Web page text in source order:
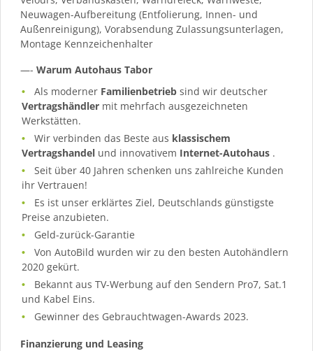
Neuwagen-Aufbereitung (Entfolierung, Innen- und
Außenreinigung), Vorabsendung Zulassungsunterlagen,
Montage Kennzeichenhalter
—- Warum Autohaus Tabor
Als moderner Familienbetrieb sind wir deutscher
Vertragshändler mit mehrfach ausgezeichneten
Werkstätten.
Wir verbinden das Beste aus klassischem
Vertragshandel und innovativem Internet-Autohaus .
Seit über 40 Jahren schenken uns zahlreiche Kunden
ihr Vertrauen!
Es ist unser erklärtes Ziel, Deutschlands günstigste
Preise anzubieten.
Geld-zurück-Garantie
Von AutoBild wurden wir zu den besten Autohändlern
2020 gekürt.
Bekannt aus TV-Werbung auf den Sendern Pro7, Sat.1
und Kabel Eins.
Gewinner des Gebrauchtwagen-Awards 2023.
Finanzierung und Leasing